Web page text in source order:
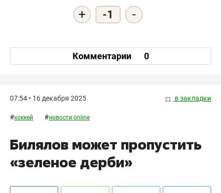
+ -1 -
Комментарии 0
07:54 • 16 декабря 2025 в закладки
#хоккей #новости online
Билялов может пропустить
«зеленое дерби»